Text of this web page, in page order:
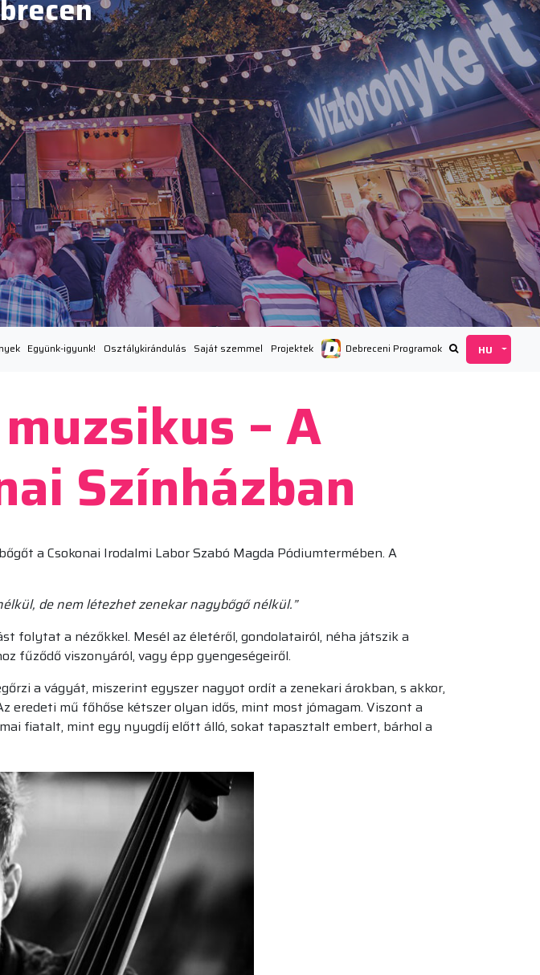
Együnk-igyunk! Osztálykirándulás Saját szemmel Projektek Debreceni Programok
– A
Színházban
a Csokonai Irodalmi Labor Szabó Magda Pódiumtermében. A
de nem létezhet zenekar nagybőgő nélkül.”
folytat a nézőkkel. Mesél az életéről, gondolatairól, néha játszik a
fűződő viszonyáról, vagy épp gyengeségeiről.
a vágyát, miszerint egyszer nagyot ordít a zenekari árokban, s akkor,
eredeti mű főhőse kétszer olyan idős, mint most jómagam. Viszont a
fiatalt, mint egy nyugdíj előtt álló, sokat tapasztalt embert, bárhol a